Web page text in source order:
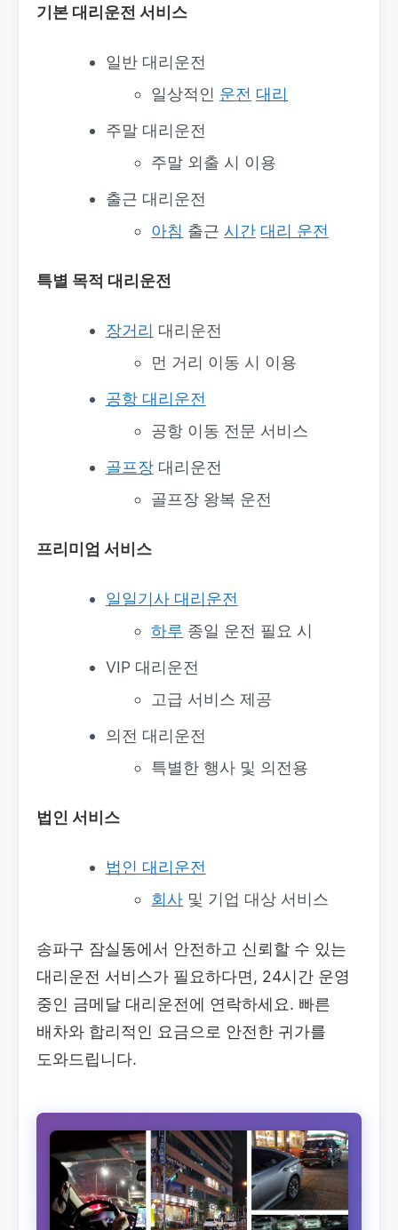
기본 대리운전 서비스
일반 대리운전
일상적인 운전 대리
주말 대리운전
주말 외출 시 이용
출근 대리운전
아침 출근시간 대리 운전
특별 목적 대리운전
장거리 대리운전
먼 거리 이동 시 이용
공항 대리운전
공항 이동 전문 서비스
골프장대리운전
골프장 왕복 운전
프리미엄 서비스
일일기사 대리운전
하루 종일 운전 필요 시
VIP 대리운전
고급 서비스 제공
의전 대리운전
특별한 행사 및 의전용
법인 서비스
법인 대리운전
회사 및 기업 대상 서비스
송파구 잠실동에서 안전하고 신뢰할 수 있는
대리운전 서비스가 필요하다면, 24시간 운영
중인 금메달 대리운전에 연락하세요. 빠른
배차와 합리적인 요금으로 안전한 귀가를
도와드립니다.